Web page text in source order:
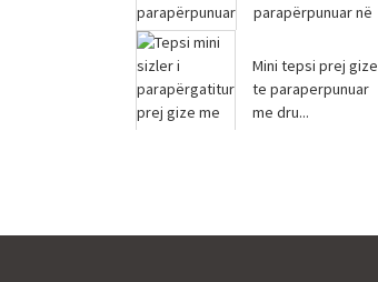
parapërpunuar në
Mini tepsi prej gize
te paraperpunuar
me dru...